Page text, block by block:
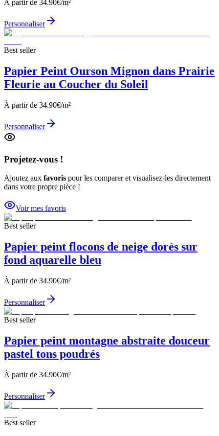
À partir de 34.90€/m²
Personnaliser
Best seller
Papier Peint Ourson Mignon dans Prairie
Fleurie au Coucher du Soleil
À partir de 34.90€/m²
Personnaliser
Projetez-vous !
Ajoutez aux favoris pour les comparer et visualisez-les directement
dans votre propre pièce !
Voir mes favoris
Best seller
Papier peint flocons de neige dorés sur
fond aquarelle bleu
À partir de 34.90€/m²
Personnaliser
Best seller
Papier peint montagne abstraite douceur
pastel tons poudrés
À partir de 34.90€/m²
Personnaliser
Best seller